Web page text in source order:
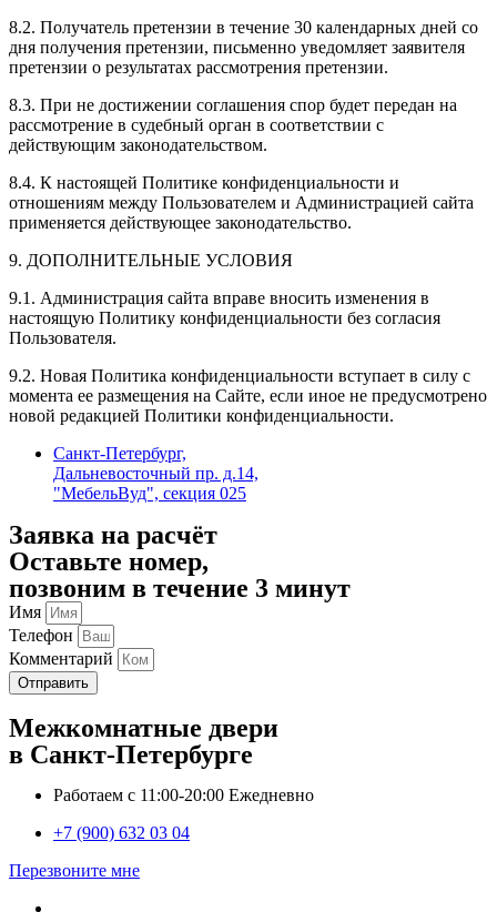
8.2. Получатель претензии в течение 30 календарных дней со
дня получения претензии, письменно уведомляет заявителя
претензии о результатах рассмотрения претензии.
8.3. При не достижении соглашения спор будет передан на
рассмотрение в судебный орган в соответствии с
действующим законодательством.
8.4. К настоящей Политике конфиденциальности и
отношениям между Пользователем и Администрацией сайта
применяется действующее законодательство.
9. ДОПОЛНИТЕЛЬНЫЕ УСЛОВИЯ
9.1. Администрация сайта вправе вносить изменения в
настоящую Политику конфиденциальности без согласия
Пользователя.
9.2. Новая Политика конфиденциальности вступает в силу с
момента ее размещения на Сайте, если иное не предусмотрено
новой редакцией Политики конфиденциальности.
Санкт-Петербург,
Дальневосточный пр. д.14,
"МебельВуд", секция 025
Заявка на расчёт
Оставьте номер,
позвоним в течение 3 минут
Имя
Телефон
Комментарий
Отправить
Межкомнатные двери
в Санкт-Петербурге
Работаем с 11:00-20:00 Ежедневно
+7 (900) 632 03 04
Перезвоните мне